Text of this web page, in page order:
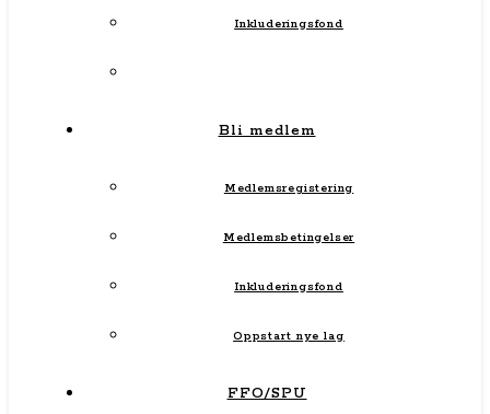
Inkluderingsfond
Bli medlem
Medlemsregistering
Medlemsbetingelser
Inkluderingsfond
Oppstart nye lag
FFO/SPU